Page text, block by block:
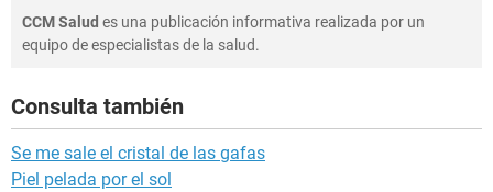
CCM Salud es una publicación informativa realizada por un
equipo de especialistas de la salud.
Consulta también
Se me sale el cristal de las gafas
Piel pelada por el sol